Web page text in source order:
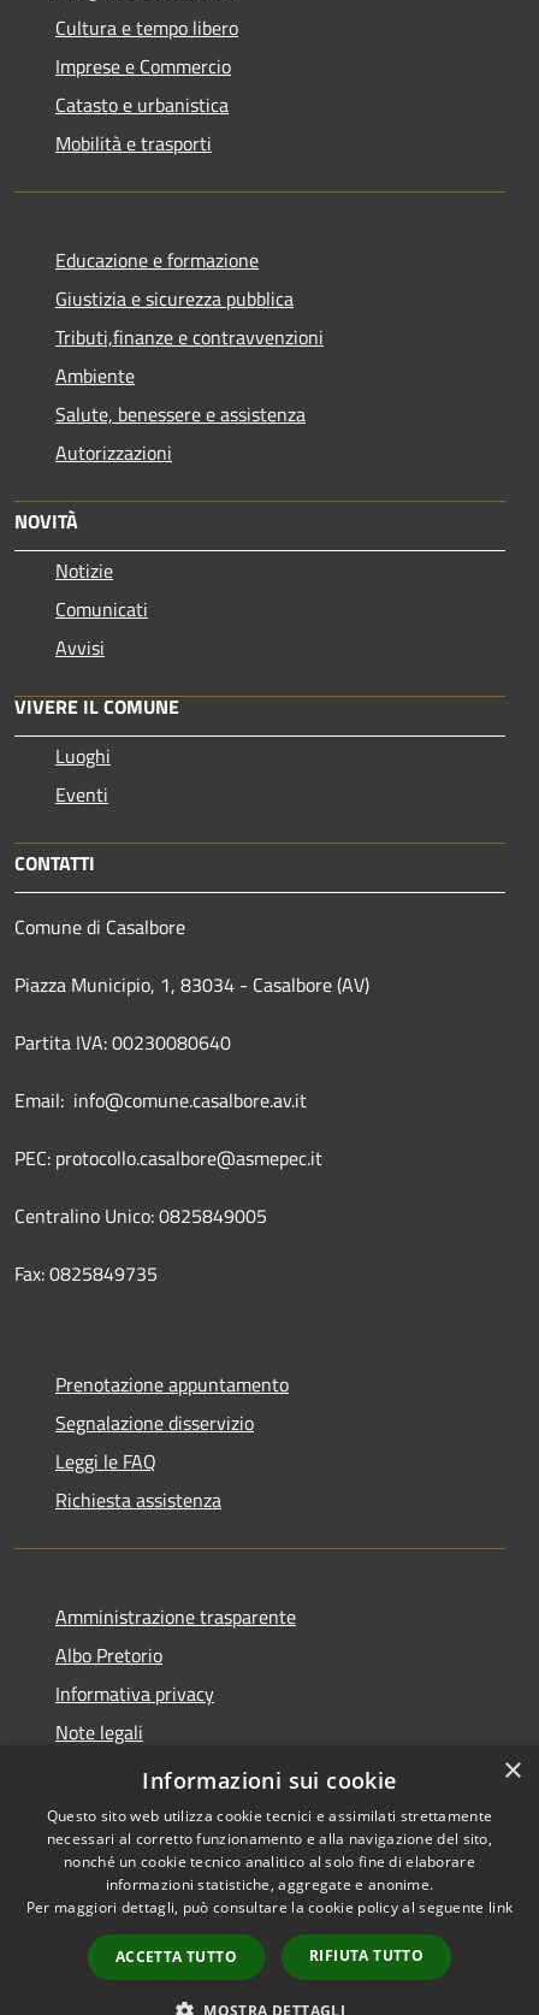
Cultura e tempo libero
Imprese e Commercio
Catasto e urbanistica
Mobilità e trasporti
Educazione e formazione
Giustizia e sicurezza pubblica
Tributi,finanze e contravvenzioni
Ambiente
Salute, benessere e assistenza
Autorizzazioni
NOVITÀ
Notizie
Comunicati
Avvisi
VIVERE IL COMUNE
Luoghi
Eventi
CONTATTI
Comune di Casalbore
Piazza Municipio, 1, 83034 - Casalbore (AV)
Partita IVA: 00230080640
Email: info@comune.casalbore.av.it
PEC: protocollo.casalbore@asmepec.it
Centralino Unico: 0825849005
Fax: 0825849735
Prenotazione appuntamento
Segnalazione disservizio
Leggi le FAQ
Richiesta assistenza
Amministrazione trasparente
Albo Pretorio
Informativa privacy
Note legali
Dichiarazione di accessibilità
Accessibilità
Copyright © 2026 • Comune di
Casalbore • Powered by
Municipium•
Accesso
redazione
×
Informazioni sui cookie
Questo sito web utilizza cookie tecnici e assimilati strettamente
necessari al corretto funzionamento e alla navigazione del sito,
nonché un cookie tecnico analitico al solo fine di elaborare
informazioni statistiche, aggregate e anonime.
Per maggiori dettagli, può consultare la cookie policy al seguente link
ACCETTA TUTTO RIFIUTA TUTTO
MOSTRA DETTAGLI